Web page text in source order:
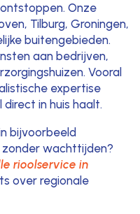
Onze
Tilburg, Groningen,
buitengebieden.
aan bedrijven,
Vooral
expertise
in huis haalt.
bijvoorbeeld
wachttijden?
rioolservice in
over regionale